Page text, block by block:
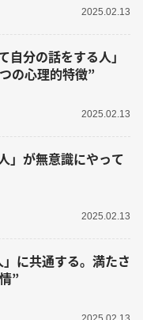
2025.02.13
自分の話をする人」
の心理的特徴”
2025.02.13
」が無意識にやって
2025.02.13
に共通する。満たさ
”